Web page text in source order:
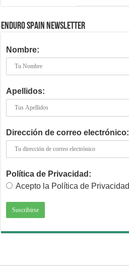
ENDURO SPAIN NEWSLETTER
Nombre:
Apellidos:
Dirección de correo electrónico:
Política de Privacidad:
Acepto la Política de Privacidad